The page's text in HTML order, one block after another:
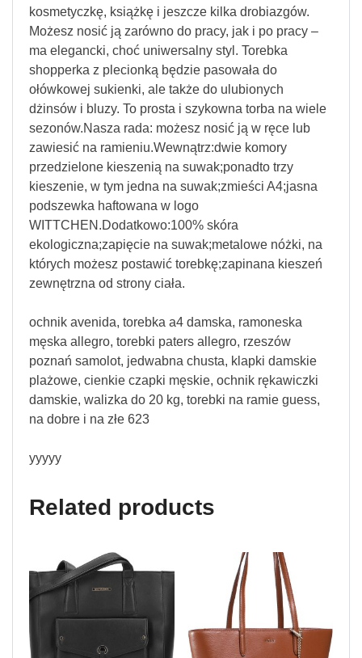
kosmetyczkę, książkę i jeszcze kilka drobiazgów.
Możesz nosić ją zarówno do pracy, jak i po pracy –
ma elegancki, choć uniwersalny styl. Torebka
shopperka z plecionką będzie pasowała do
ołówkowej sukienki, ale także do ulubionych
dżinsów i bluzy. To prosta i szykowna torba na wiele
sezonów.Nasza rada: możesz nosić ją w ręce lub
zawiesić na ramieniu.Wewnątrz:dwie komory
przedzielone kieszenią na suwak;ponadto trzy
kieszenie, w tym jedna na suwak;zmieści A4;jasna
podszewka haftowana w logo
WITTCHEN.Dodatkowo:100% skóra
ekologiczna;zapięcie na suwak;metalowe nóżki, na
których możesz postawić torebkę;zapinana kieszeń
zewnętrzna od strony ciała.
ochnik avenida, torebka a4 damska, ramoneska
męska allegro, torebki paters allegro, rzeszów
poznań samolot, jedwabna chusta, klapki damskie
plażowe, cienkie czapki męskie, ochnik rękawiczki
damskie, walizka do 20 kg, torebki na ramie guess,
na dobre i na złe 623
yyyyy
Related products